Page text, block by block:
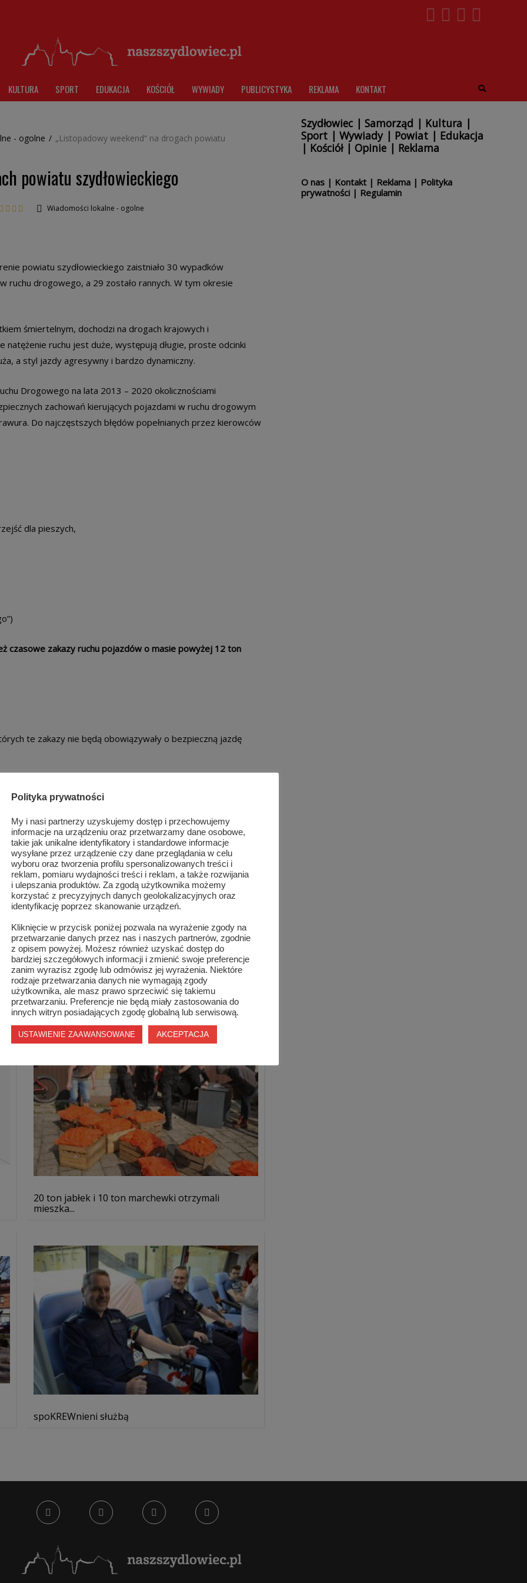
KULTURA SPORT EDUKACJA KOŚCIÓŁ WYWIADY PUBLICYSTYKA REKLAMA KONTAKT
- ogolne / „Listopadowy weekend” na drogach powiatu
powiatu szydłowieckiego
Wiadomości lokalne - ogolne
powiatu szydłowieckiego zaistniało 30 wypadków
ruchu drogowego, a 29 zostało rannych. W tym okresie
śmiertelnym, dochodzi na drogach krajowych i
ruchu jest duże, występują długie, proste odcinki
a styl jazdy agresywny i bardzo dynamiczny.
Drogowego na lata 2013 – 2020 okolicznościami
zachowań kierujących pojazdami w ruchu drogowym
Do najczęstszych błędów popełnianych przez kierowców
dla pieszych,
czasowe zakazy ruchu pojazdów o masie powyżej 12 ton
te zakazy nie będą obowiązywały o bezpieczną jazdę
działania „Pirat STOP” oraz działania „STOP –Trzeźwość”
funkcjonariuszy, którzy będą kontrolowali prędkość
pojazdów, czy pasażerowie mają zapięte pasy, a także czy
mierze zależy od nas samych, dlatego apelujemy o
o przestrzeganie przepisów ruchu drogowego, o noszenie
by nie wsiadali za kółko pod wpływem alkoholu.
20 ton jabłek i 10 ton marchewki otrzymali
mieszka...
spoKREWnieni służbą
Szydłowiec| Samorząd | Kultura |
Sport| Wywiady| Powiat| Edukacja
| Kościół| Opinie| Reklama
O nas| Kontakt| Reklama| Polityka
prywatności| Regulamin
Polityka prywatności
My i nasi partnerzy uzyskujemy dostęp i przechowujemy
informacje na urządzeniu oraz przetwarzamy dane osobowe,
takie jak unikalne identyfikatory i standardowe informacje
wysyłane przez urządzenie czy dane przeglądania w celu
wyboru oraz tworzenia profilu spersonalizowanych treści i
reklam, pomiaru wydajności treści i reklam, a także rozwijania
i ulepszania produktów. Za zgodą użytkownika możemy
korzystać z precyzyjnych danych geolokalizacyjnych oraz
identyfikację poprzez skanowanie urządzeń.
Kliknięcie w przycisk poniżej pozwala na wyrażenie zgody na
przetwarzanie danych przez nas i naszych partnerów, zgodnie
z opisem powyżej. Możesz również uzyskać dostęp do
bardziej szczegółowych informacji i zmienić swoje preferencje
zanim wyrazisz zgodę lub odmówisz jej wyrażenia. Niektóre
rodzaje przetwarzania danych nie wymagają zgody
użytkownika, ale masz prawo sprzeciwić się takiemu
przetwarzaniu. Preferencje nie będą miały zastosowania do
innych witryn posiadających zgodę globalną lub serwisową.
USTAWIENIE ZAAWANSOWANE AKCEPTACJA